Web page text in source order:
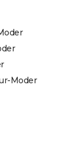
Moder